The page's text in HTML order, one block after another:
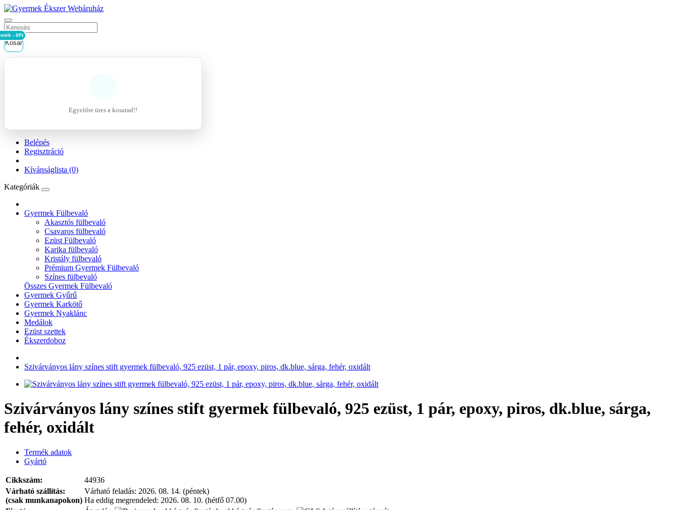
Kosár
- 0Ft
Egyelőre üres a kosarad!!
Belépés
Regisztráció
Kívánságlista (0)
Kategóriák
Gyermek Fülbevaló
Akasztós fülbevaló
Csavaros fülbevaló
Ezüst Fülbevaló
Karika fülbevaló
Kristály fülbevaló
Prémium Gyermek Fülbevaló
Színes fülbevaló
Összes Gyermek Fülbevaló
Gyermek Gyűrű
Gyermek Karkötő
Gyermek Nyaklánc
Medálok
Ezüst szettek
Ékszerdoboz
Szivárványos lány színes stift gyermek fülbevaló, 925 ezüst, 1 pár, epoxy, piros, dk.blue, sárga, fehér, oxidált
Szivárványos lány színes stift gyermek fülbevaló, 925 ezüst, 1 pár, epoxy, piros, dk.blue, sárga,
fehér, oxidált
Termék adatok
Gyártó
Cikkszám:
44936
Várható szállítás:
(csak munkanapokon)
Várható feladás: 2026. 08. 14. (péntek)
Ha eddig megrendeled: 2026. 08. 10. (hétfő 07.00)